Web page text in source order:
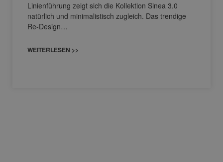
Linienführung zeigt sich die Kollektion Sinea 3.0
natürlich und minimalistisch zugleich. Das trendige
Re-Design…
WEITERLESEN >>